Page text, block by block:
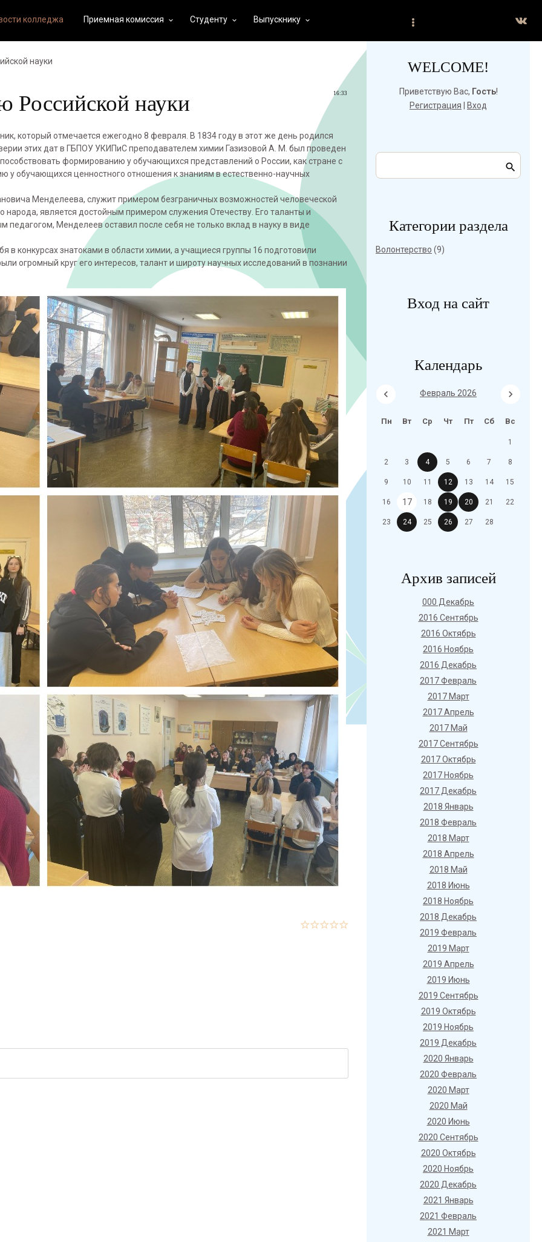
колледжа Приемная комиссия keyboard_arrow_down Студенту keyboard_arrow_down Выпускнику keyboard_arrow_down
науки
16:33
Российской науки
который отмечается ежегодно 8 февраля. В 1834 году в этот же день родился
этих дат в ГБПОУ УКИПиС преподавателем химии Газизовой А. М. был проведен
формированию у обучающихся представлений о России, как стране с
обучающихся ценностного отношения к знаниям в естественно-научных
Менделеева, служит примером безграничных возможностей человеческой
является достойным примером служения Отечеству. Его таланты и
Менделеев оставил после себя не только вклад в науку в виде
в конкурсах знатоками в области химии, а учащиеся группы 16 подготовили
огромный круг его интересов, талант и широту научных исследований в познании
WELCOME!
Приветствую Вас, Гость!
Регистрация
Вход
Категории раздела
Волонтерство (9)
Вход на сайт
Календарь
Февраль 2026
Пн Вт Ср Чт Пт Сб Вс
1
2 3 4 5 6 7 8
9 10 11 12 13 14 15
16 17 18 19 20 21 22
23 24 25 26 27 28
Архив записей
000 Декабрь
2016 Сентябрь
2016 Октябрь
2016 Ноябрь
2016 Декабрь
2017 Февраль
2017 Март
2017 Апрель
2017 Май
2017 Сентябрь
2017 Октябрь
2017 Ноябрь
2017 Декабрь
2018 Январь
2018 Февраль
2018 Март
2018 Апрель
2018 Май
2018 Июнь
2018 Ноябрь
2018 Декабрь
2019 Февраль
2019 Март
2019 Апрель
2019 Июнь
2019 Сентябрь
2019 Октябрь
2019 Ноябрь
2019 Декабрь
2020 Январь
2020 Февраль
2020 Март
2020 Май
2020 Июнь
2020 Сентябрь
2020 Октябрь
2020 Ноябрь
2020 Декабрь
2021 Январь
2021 Февраль
2021 Март